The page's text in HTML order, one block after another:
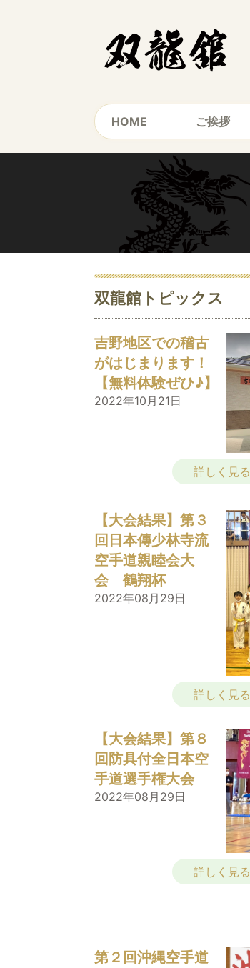
HOME ご挨拶
双龍館トピックス
吉野地区での稽古
がはじまります！
【無料体験ぜひ♪】
2022年10月21日
詳しく見る
【大会結果】第３
回日本傳少林寺流
空手道親睦会大
会 鶴翔杯
2022年08月29日
詳しく見る
【大会結果】第８
回防具付全日本空
手道選手権大会
2022年08月29日
詳しく見る
第２回沖縄空手道